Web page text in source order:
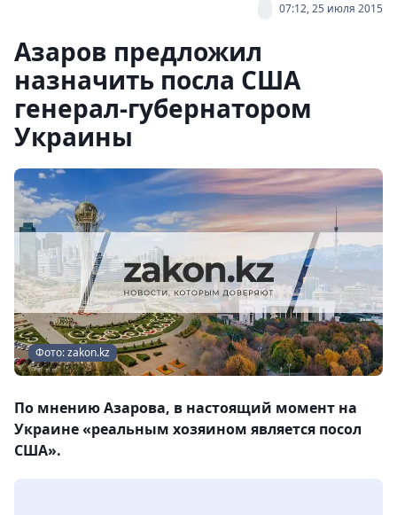
07:12, 25 июля 2015
Азаров предложил
назначить посла США
генерал-губернатором
Украины
Фото: zakon.kz
По мнению Азарова, в настоящий момент на
Украине «реальным хозяином является посол
США».